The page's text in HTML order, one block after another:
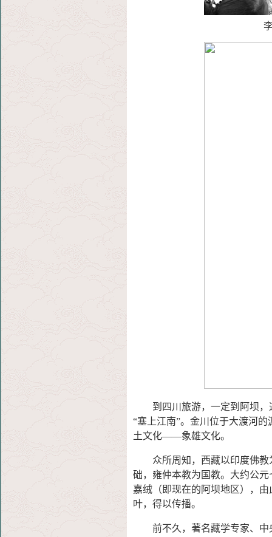
到四川旅游，一定到阿坝，
“塞上江南”。金川位于大渡河
土文化——象雄文化。
众所周知，西藏以印度佛教
础，雍仲本教为国教。大约公
嘉绒（即现在的阿坝地区），
叶，得以传播。
前不久，著名藏学专家、中